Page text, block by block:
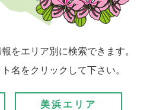
をエリア別に検索できます。
名をクリックして下さい。
美浜エリア